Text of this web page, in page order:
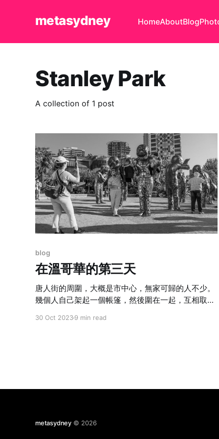
metasydney HomeAboutBlog
Stanley Park
A collection of 1 post
blog
在溫哥華的第三天
唐人街的周圍，大概是市中心，無家可歸的人不少。
幾個人自己架起一個帳篷，然後圍在一起，互相取
30 Oct 20239 min read
metasydney © 2026